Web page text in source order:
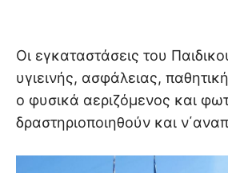
Οι εγκαταστάσεις του
υγιεινής, ασφάλειας,
ο φυσικά αεριζόμενος και
δραστηριοποιηθούν και